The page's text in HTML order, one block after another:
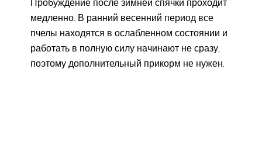
медленно. В ранний весенний период все
пчелы находятся в ослабленном состоянии и
работать в полную силу начинают не сразу,
поэтому дополнительный прикорм не нужен.